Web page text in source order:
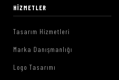
HIZMETLER
Tasarım Hizmetleri
Marka Danışmanlığı
Logo Tasarımı